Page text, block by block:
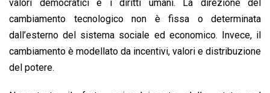
valori democratici e i diritti umani. La direzione del
cambiamento tecnologico non è fissa o determinata
dall’esterno del sistema sociale ed economico. Invece, il
cambiamento è modellato da incentivi, valori e distribuzione
del potere.